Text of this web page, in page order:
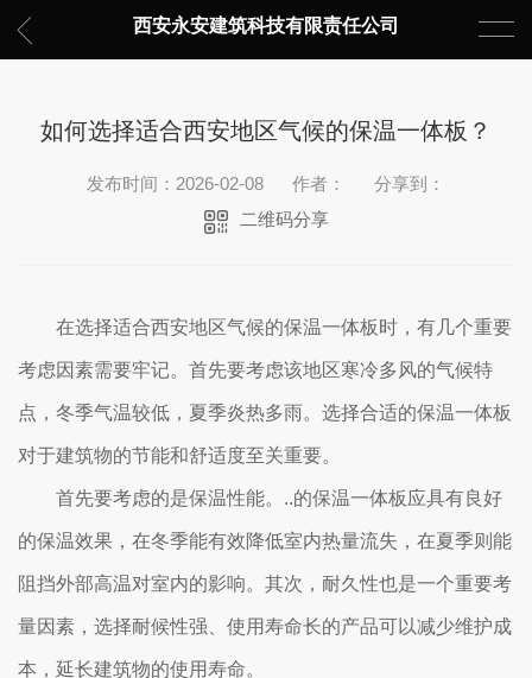
西安永安建筑科技有限责任公司
如何选择适合西安地区气候的保温一体板？
发布时间：2026-02-08 作者：
分享到：
二维码分享
在选择适合西安地区气候的保温一体板时，有几个重要
考虑因素需要牢记。首先要考虑该地区寒冷多风的气候特
点，冬季气温较低，夏季炎热多雨。选择合适的保温一体板
对于建筑物的节能和舒适度至关重要。
首先要考虑的是保温性能。..的保温一体板应具有良好
的保温效果，在冬季能有效降低室内热量流失，在夏季则能
阻挡外部高温对室内的影响。其次，耐久性也是一个重要考
量因素，选择耐候性强、使用寿命长的产品可以减少维护成
本，延长建筑物的使用寿命。